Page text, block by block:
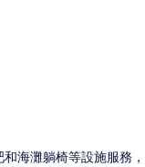
海灘躺椅等設施服務，